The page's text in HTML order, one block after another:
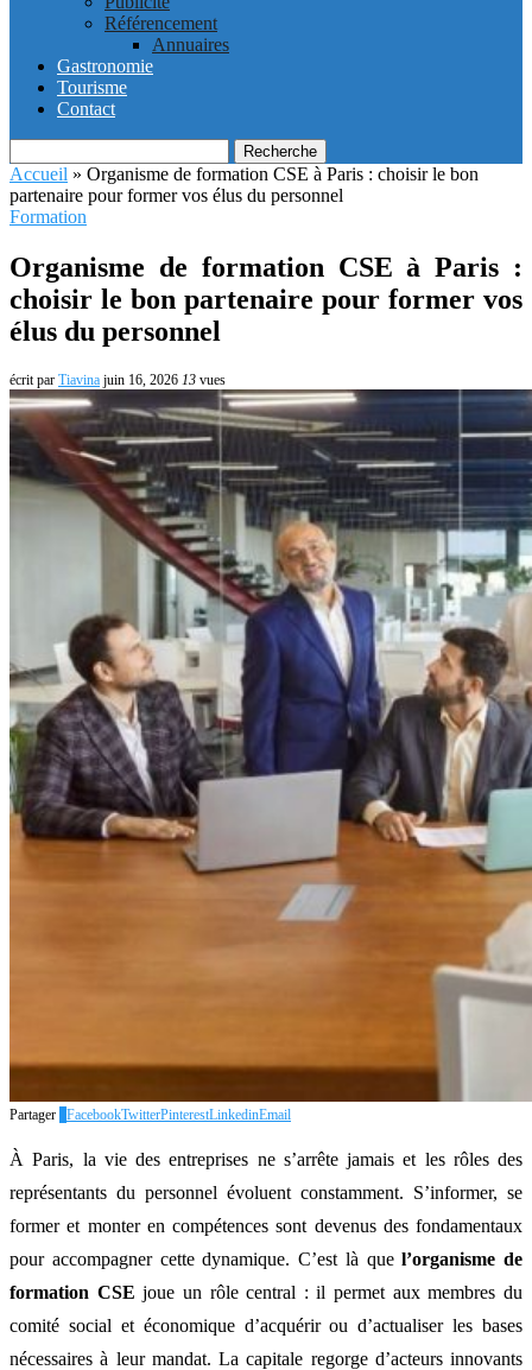
Référencement
Annuaires
Gastronomie
Tourisme
Contact
Recherche
Accueil » Organisme de formation CSE à Paris : choisir le bon
partenaire pour former vos élus du personnel
Formation
Organisme de formation CSE à Paris :
choisir le bon partenaire pour former vos
élus du personnel
écrit par Tiavina juin 16, 2026 13 vues
Partager FacebookTwitterPinterestLinkedinEmail
À Paris, la vie des entreprises ne s’arrête jamais et les rôles des
représentants du personnel évoluent constamment. S’informer, se
former et monter en compétences sont devenus des fondamentaux
pour accompagner cette dynamique. C’est là quel’organisme de
formation CSE joue un rôle central : il permet aux membres du
comité social et économique d’acquérir ou d’actualiser les bases
nécessaires à leur mandat. La capitale regorge d’acteurs innovants